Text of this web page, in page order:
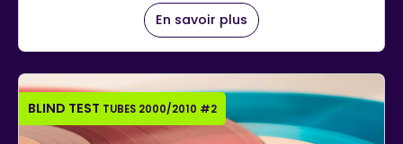
En savoir plus
BLIND TEST TUBES 2000/2010 #2